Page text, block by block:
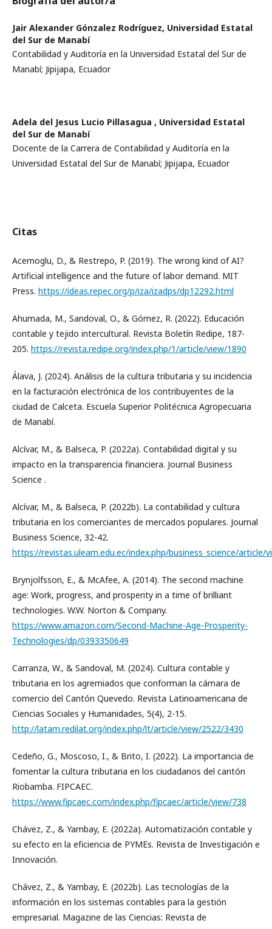
Jair Alexander Gónzalez Rodríguez, Universidad Estatal
del Sur de Manabí
Contabilidad y Auditoría en la Universidad Estatal del Sur de
Manabí; Jipijapa, Ecuador
Adela del Jesus Lucio Pillasagua , Universidad Estatal
del Sur de Manabí
Docente de la Carrera de Contabilidad y Auditoría en la
Universidad Estatal del Sur de Manabí; Jipijapa, Ecuador
Citas
Acemoglu, D., & Restrepo, P. (2019). The wrong kind of AI?
Artificial intelligence and the future of labor demand. MIT
Press. https://ideas.repec.org/p/iza/izadps/dp12292.html
Ahumada, M., Sandoval, O., & Gómez, R. (2022). Educación
contable y tejido intercultural. Revista Boletín Redipe, 187-
205. https://revista.redipe.org/index.php/1/article/view/1890
Álava, J. (2024). Análisis de la cultura tributaria y su incidencia
en la facturación electrónica de los contribuyentes de la
ciudad de Calceta. Escuela Superior Politécnica Agropecuaria
de Manabí.
Alcívar, M., & Balseca, P. (2022a). Contabilidad digital y su
impacto en la transparencia financiera. Journal Business
Science .
Alcívar, M., & Balseca, P. (2022b). La contabilidad y cultura
tributaria en los comerciantes de mercados populares. Journal
Business Science, 32-42.
https://revistas.uleam.edu.ec/index.php/business_science/article/
Brynjolfsson, E., & McAfee, A. (2014). The second machine
age: Work, progress, and prosperity in a time of brilliant
technologies. W.W. Norton & Company.
https://www.amazon.com/Second-Machine-Age-Prosperity-
Technologies/dp/0393350649
Carranza, W., & Sandoval, M. (2024). Cultura contable y
tributaria en los agremiados que conforman la cámara de
comercio del Cantón Quevedo. Revista Latinoamericana de
Ciencias Sociales y Humanidades, 5(4), 2-15.
http://latam.redilat.org/index.php/lt/article/view/2522/3430
Cedeño, G., Moscoso, I., & Brito, I. (2022). La importancia de
fomentar la cultura tributaria en los ciudadanos del cantón
Riobamba. FIPCAEC.
https://www.fipcaec.com/index.php/fipcaec/article/view/738
Chávez, Z., & Yambay, E. (2022a). Automatización contable y
su efecto en la eficiencia de PYMEs. Revista de Investigación e
Innovación.
Chávez, Z., & Yambay, E. (2022b). Las tecnologías de la
información en los sistemas contables para la gestión
empresarial. Magazine de las Ciencias: Revista de